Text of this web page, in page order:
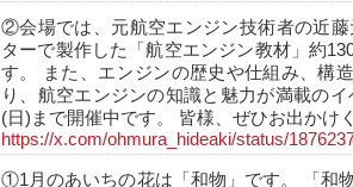
②会場では、元航空エンジン技術者の近
ターで製作した「航空エンジン教材」約
す。 また、エンジンの歴史や仕組み、構
り、航空エンジンの知識と魅力が満載の
(日)まで開催中です。 皆様、ぜひお出かけ
https://x.com/ohmura_hideaki/status/
①1月のあいちの花は「和物」です。 「和